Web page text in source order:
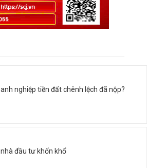
nghiệp tiền đất chênh lệch đã nộp?
đầu tư khốn khổ